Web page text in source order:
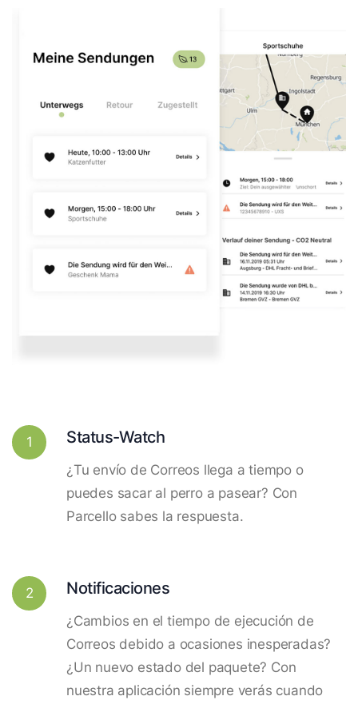
1 Status-Watch
¿Tu envío de Correos llega a tiempo o
puedes sacar al perro a pasear? Con
Parcello sabes la respuesta.
2 Notificaciones
¿Cambios en el tiempo de ejecución de
Correos debido a ocasiones inesperadas?
¿Un nuevo estado del paquete? Con
nuestra aplicación siempre verás cuando